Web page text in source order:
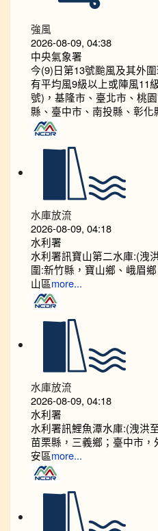
強風
2026-08-09, 04:38
中央氣象署
今(9)日第13號颱風及其外
有平均風9級以上或陣風11
號)，基隆市、臺北市、桃
縣、臺中市、南投縣、彰化
水庫放流
2026-08-09, 04:18
水利署
水利署訊寶山第二水庫:(洩
圍:新竹縣，寶山鄉、峨眉
山區more...
水庫放流
2026-08-09, 04:18
水利署
水利署訊鯉魚潭水庫:(洩洪
苗栗縣，三義鄉；臺中市
安區more...